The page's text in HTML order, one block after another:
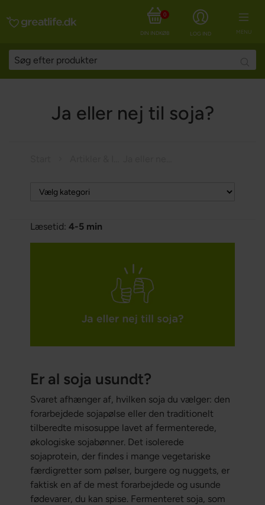
MENU
LOG IND
DIN INDKØBSKURV
0
Ja eller nej til soja?
Læsetid: 4-5 min
Er al soja usundt?
Svaret afhænger af, hvilken soja du vælger: den
forarbejdede sojapølse eller den traditionelt
tilberedte misosuppe lavet af fermenterede,
økologiske sojabønner. Det isolerede
sojaprotein, der findes i mange vegetariske
færdigretter som pølser, burgere og nuggets, er
faktisk en af de mest forarbejdede og usunde
fødevarer, du kan spise. Fermenteret soja, som